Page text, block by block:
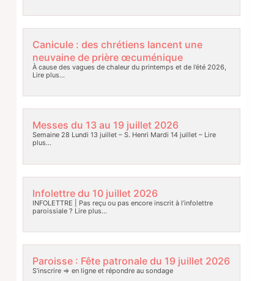
Canicule : des chrétiens lancent une
neuvaine de prière œcuménique
À cause des vagues de chaleur du printemps et de l’été 2026,
Lire plus…
Messes du 13 au 19 juillet 2026
Semaine 28 Lundi 13 juillet – S. Henri Mardi 14 juillet –Lire
plus…
Infolettre du 10 juillet 2026
INFOLETTRE | Pas reçu ou pas encore inscrit à l’infolettre
paroissiale ? Lire plus…
Paroisse : Fête patronale du 19 juillet 2026
S’inscrire => en ligne et répondre au sondage